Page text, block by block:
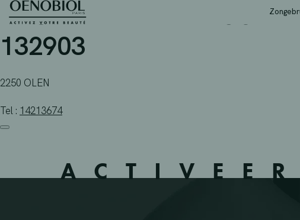
SkipAPOTHEEK HELLINGS
132903
2250 OLEN
Tel : 14213674